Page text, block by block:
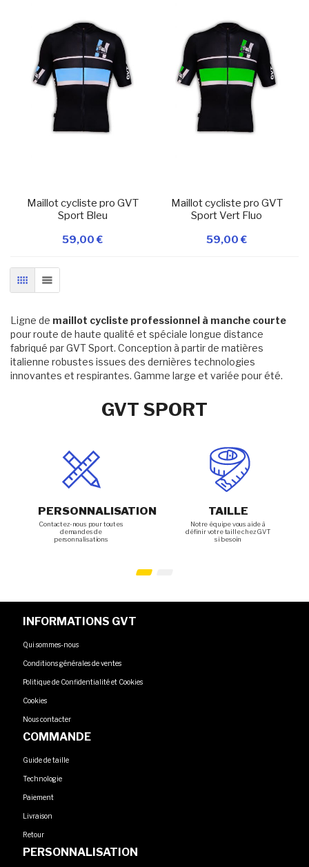
Ajouter à ma
Ajouter au panier
Maillot cycliste pro GVT
Sport Bleu
59,00 €
Ajouter à ma
Maillot cycliste pro GVT
Sport Vert Fluo
59,00 €
GRILLELISTE
Ligne de maillot cycliste professionnel à manche courte
pour route de haute qualité et spéciale longue distance
fabriqué par GVT Sport. Conception à partir de matières
italienne robustes issues des dernières technologies
innovantes et respirantes. Gamme large et variée pour été.
GVT SPORT
PERSONNALISATION
Contactez-nous pour toutes
demandes de
personnalisations
TAILLE
Notre équipe vous aide à
définir votre taille chez GVT
si besoin
INFORMATIONS GVT
Qui sommes-nous
Conditions générales de ventes
Politique de Confidentialité et Cookies
Cookies
Nous contacter
COMMANDE
Guide de taille
Technologie
Paiement
Livraison
Retour
PERSONNALISATION